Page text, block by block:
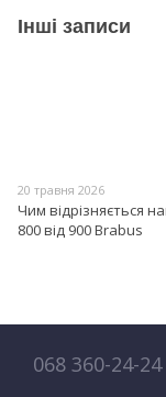
Інші записи
20 травня 2026
Чим відрізняється
800 від 900 Brabus
068 360-24-24